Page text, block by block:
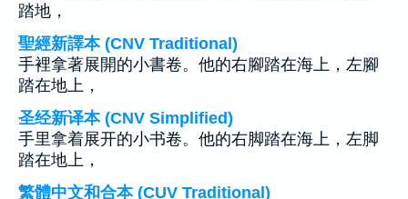
踏地，
聖經新譯本 (CNV Traditional)
手裡拿著展開的小書卷。他的右腳踏在海上，左腳
踏在地上，
圣经新译本 (CNV Simplified)
手里拿着展开的小书卷。他的右脚踏在海上，左脚
踏在地上，
繁體中文和合本 (CUV Traditional)